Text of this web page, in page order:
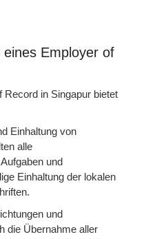
Employer of
in Singapur bietet
Einhaltung von
alle
und
Einhaltung der lokalen
und
die Übernahme aller